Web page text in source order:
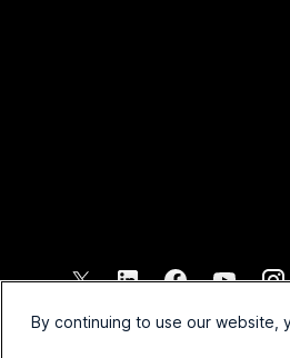
2026 Cisco и/или техните
By continuing to use our website,